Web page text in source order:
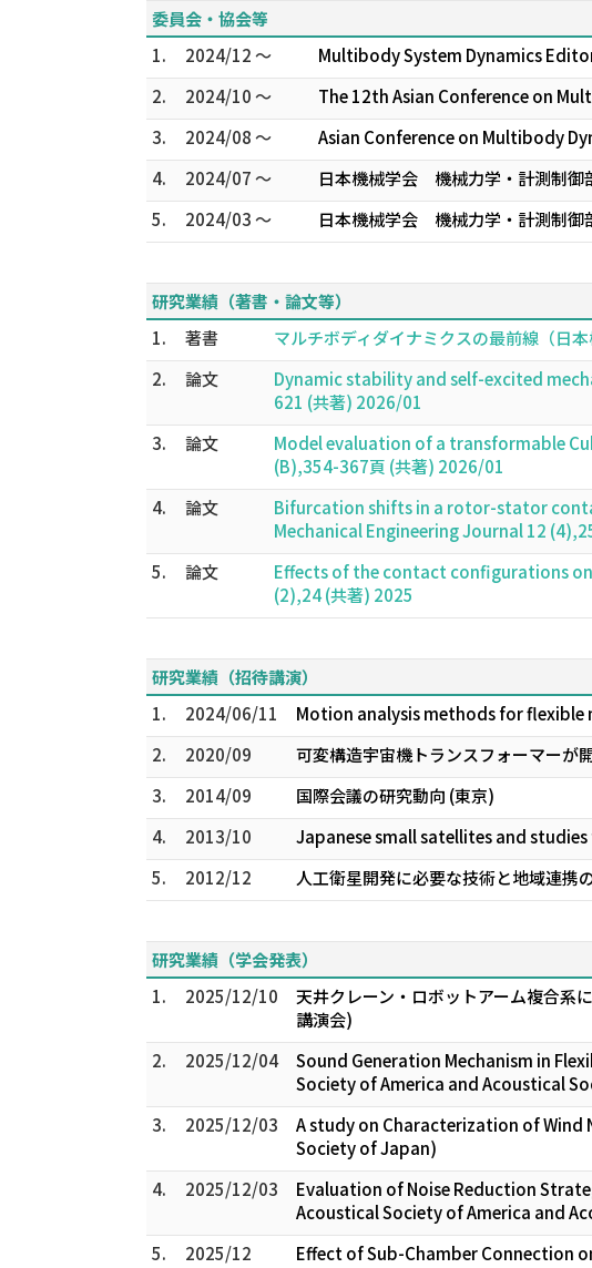
委員会・協会等
1.
2024/12 ～
Multibody System Dynamics
2.
2024/10 ～
The 12th Asian Conference on
3.
2024/08 ～
Asian Conference on Multibody
4.
2024/07 ～
日本機械学会 機械力学・計測制御
5.
2024/03 ～
日本機械学会 機械力学・計測制
研究業績（著書・論文等）
1.
著書
マルチボディダイナミクスの最前線（
2.
論文
Dynamic stability and self-excited
621 (共著) 2026/01
3.
論文
Model evaluation of a transformable
(B),354-367頁 (共著) 2026/01
4.
論文
Bifurcation shifts in a rotor-stator
Mechanical Engineering Journal 12
5.
論文
Effects of the contact configurations
(2),24 (共著) 2025
研究業績（招待講演）
1.
2024/06/11
Motion analysis methods for flexible
2.
2020/09
可変構造宇宙機トランスフォーマーが
3.
2014/09
国際会議の研究動向 (東京)
4.
2013/10
Japanese small satellites and
5.
2012/12
人工衛星開発に必要な技術と地域連携
研究業績（学会発表）
1.
2025/12/10
天井クレーン・ロボットアーム複合系
講演会)
2.
2025/12/04
Sound Generation Mechanism in
Society of America and Acoustical
3.
2025/12/03
A study on Characterization of Wind
Society of Japan)
4.
2025/12/03
Evaluation of Noise Reduction
Acoustical Society of America and
5.
2025/12
Effect of Sub-Chamber Connection